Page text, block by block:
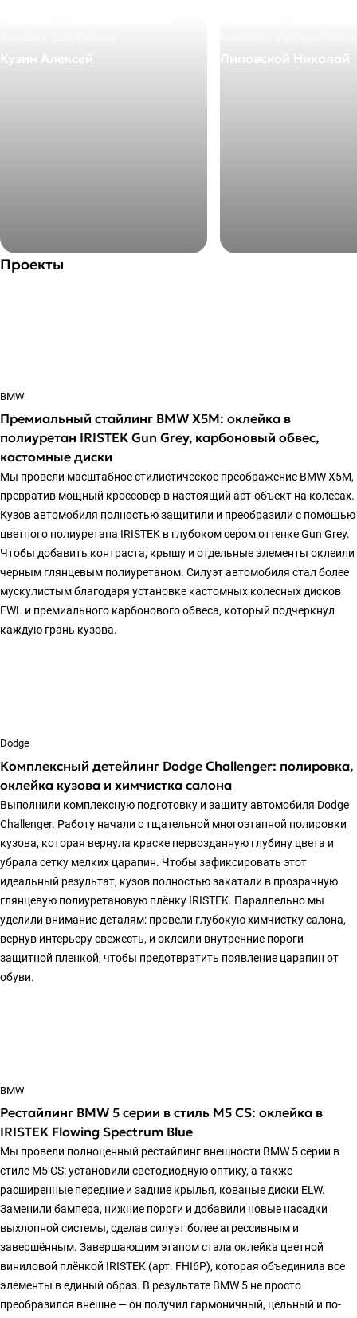
Кузин Алексей Липовской Николай
Проекты
BMW
Премиальный стайлинг BMW X5M: оклейка в
полиуретан IRISTEK Gun Grey, карбоновый обвес,
кастомные диски
Мы провели масштабное стилистическое преображение BMW X5M,
превратив мощный кроссовер в настоящий арт-объект на колесах.
Кузов автомобиля полностью защитили и преобразили с помощью
цветного полиуретана IRISTEK в глубоком сером оттенке Gun Grey.
Чтобы добавить контраста, крышу и отдельные элементы оклеили
черным глянцевым полиуретаном. Силуэт автомобиля стал более
мускулистым благодаря установке кастомных колесных дисков
EWL и премиального карбонового обвеса, который подчеркнул
каждую грань кузова.
Dodge
Комплексный детейлинг Dodge Challenger: полировка,
оклейка кузова и химчистка салона
Выполнили комплексную подготовку и защиту автомобиля Dodge
Challenger. Работу начали с тщательной многоэтапной полировки
кузова, которая вернула краске первозданную глубину цвета и
убрала сетку мелких царапин. Чтобы зафиксировать этот
идеальный результат, кузов полностью закатали в прозрачную
глянцевую полиуретановую плёнку IRISTEK. Параллельно мы
уделили внимание деталям: провели глубокую химчистку салона,
вернув интерьеру свежесть, и оклеили внутренние пороги
защитной пленкой, чтобы предотвратить появление царапин от
обуви.
BMW
Рестайлинг BMW 5 серии в стиль M5 CS: оклейка в
IRISTEK Flowing Spectrum Blue
Мы провели полноценный рестайлинг внешности BMW 5 серии в
стиле M5 CS: установили светодиодную оптику, а также
расширенные передние и задние крылья, кованые диски ELW.
Заменили бампера, нижние пороги и добавили новые насадки
выхлопной системы, сделав силуэт более агрессивным и
завершённым. Завершающим этапом стала оклейка цветной
виниловой плёнкой IRISTEK (арт. FHI6P), которая объединила все
элементы в единый образ. В результате BMW 5 не просто
преобразился внешне — он получил гармоничный, цельный и по-